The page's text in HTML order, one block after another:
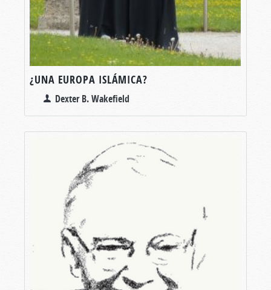
¿UNA EUROPA ISLÁMICA?
Dexter B. Wakefield